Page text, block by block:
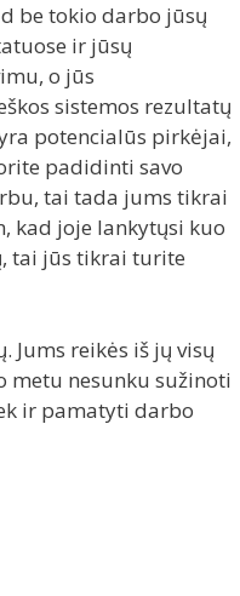
be tokio darbo jūsų
ir jūsų
o jūs
sistemos rezultatų
potencialūs pirkėjai,
padidinti savo
tai tada jums tikrai
kad joje lankytųsi kuo
tai jūs tikrai turite
Jums reikės iš jų visų
metu nesunku sužinoti
ir pamatyti darbo